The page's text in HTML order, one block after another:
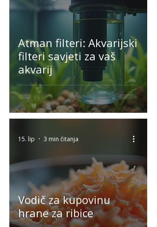
Atman filteri: Akvarijski
filteri savjeti za vaš
akvarij
Vodič za kupovinu
hrane za ribice
15. lip 3 min čitanja